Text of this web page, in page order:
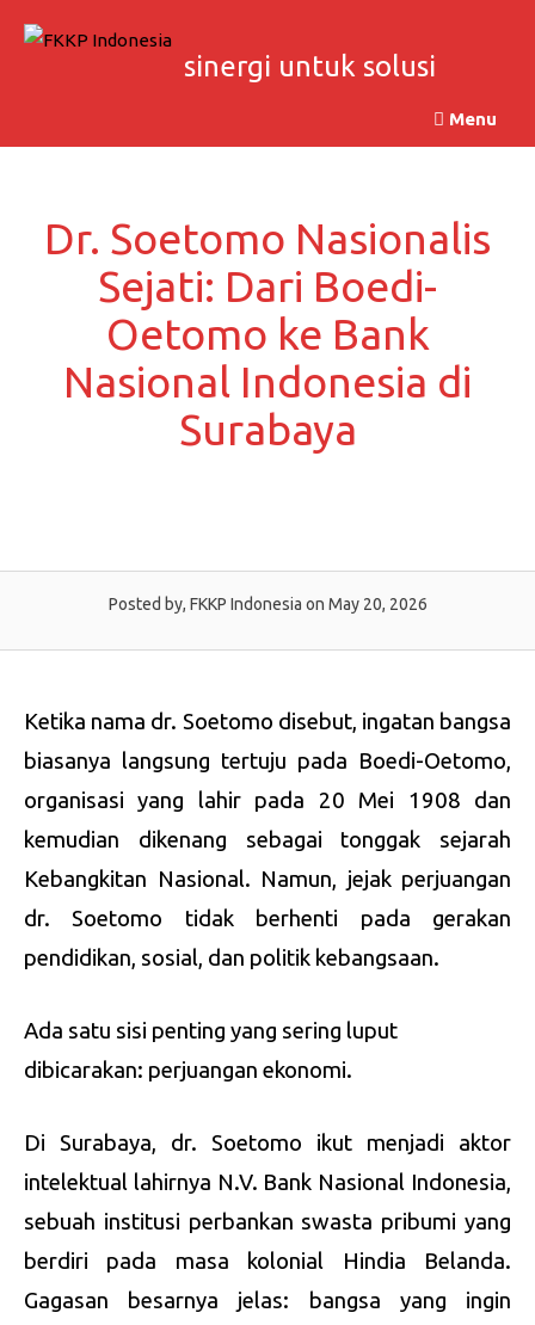
sinergi untuk solusi
Menu
Dr. Soetomo Nasionalis
Sejati: Dari Boedi-
Oetomo ke Bank
Nasional Indonesia di
Surabaya
Posted by, FKKP Indonesia on May 20, 2026
Ketika nama dr. Soetomo disebut, ingatan bangsa
biasanya langsung tertuju pada Boedi-Oetomo,
organisasi yang lahir pada 20 Mei 1908 dan
kemudian dikenang sebagai tonggak sejarah
Kebangkitan Nasional. Namun, jejak perjuangan
dr. Soetomo tidak berhenti pada gerakan
pendidikan, sosial, dan politik kebangsaan.
Ada satu sisi penting yang sering luput
dibicarakan: perjuangan ekonomi.
Di Surabaya, dr. Soetomo ikut menjadi aktor
intelektual lahirnya N.V. Bank Nasional Indonesia,
sebuah institusi perbankan swasta pribumi yang
berdiri pada masa kolonial Hindia Belanda.
Gagasan besarnya jelas: bangsa yang ingin